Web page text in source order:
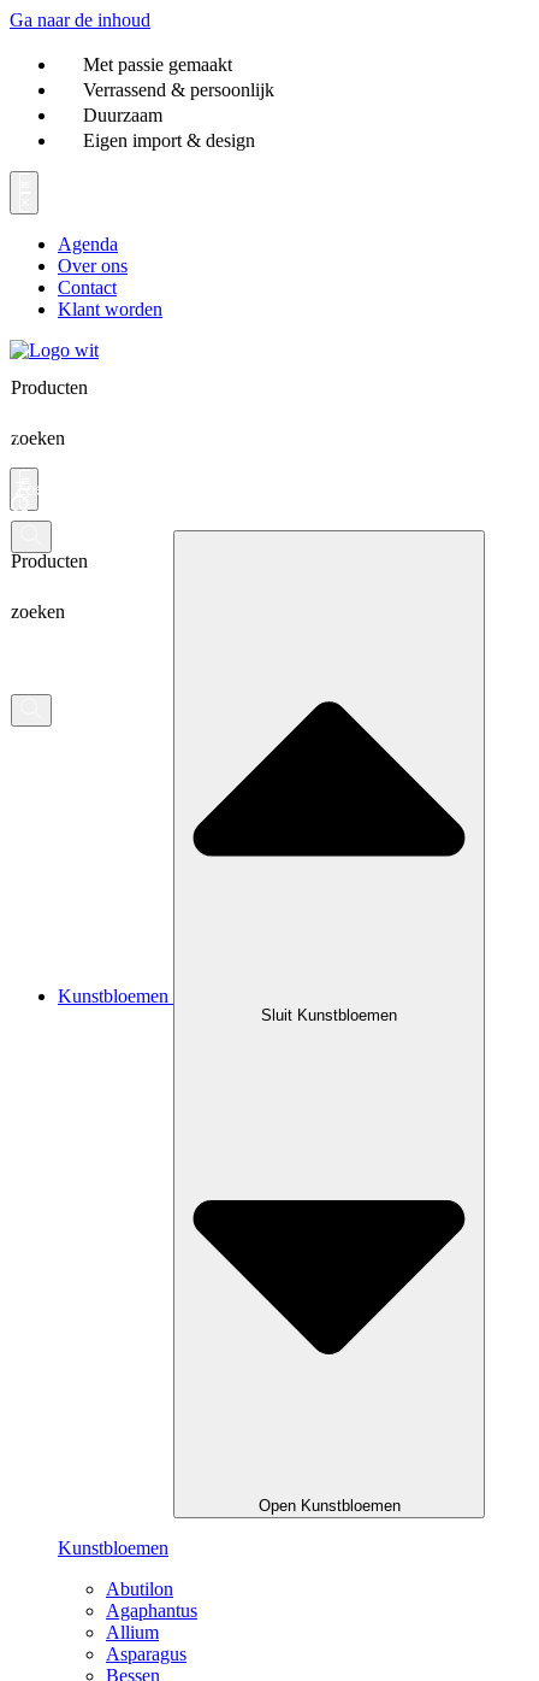
Ga naar de inhoud
Met passie gemaakt
Verrassend & persoonlijk
Duurzaam
Eigen import & design
Agenda
Over ons
Contact
Klant worden
Producten
zoeken
Producten
zoeken
Kunstbloemen
Sluit Kunstbloemen
Open Kunstbloemen
Kunstbloemen
Abutilon
Agaphantus
Allium
Asparagus
Bessen